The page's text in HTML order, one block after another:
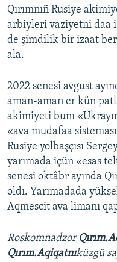
Qırımnıñ Rusiye
arbiyleri vaziyetni daa
de şimdilik bir izaat
ala.
2022 senesi avgust
aman-aman er kün
akimiyeti bunı
«ava mudafaa
Rusiye yolbaşçısı
yarımada içün «esas
senesi oktâbr ayında
oldı. Yarımadada
Aqmescit ava limanı
Roskomnadzor
Qırım.Aqiqatnıküzgü